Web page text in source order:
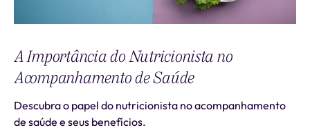
A Importância do Nutricionista no
Acompanhamento de Saúde
Descubra o papel do nutricionista no acompanhamento
de saúde e seus benefícios.